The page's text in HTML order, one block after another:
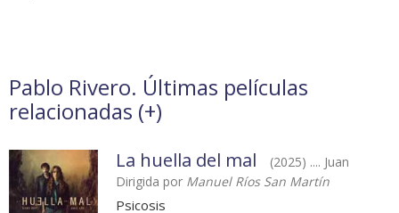
Pablo Rivero. Últimas películas
relacionadas (+)
La huella del mal
(2025) .... Juan
Dirigida por Manuel Ríos San Martín
Psicosis